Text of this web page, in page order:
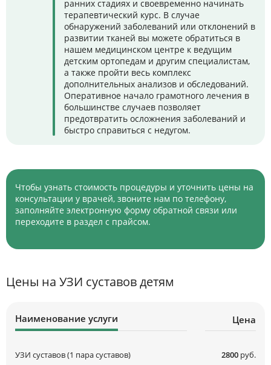
ранних стадиях и своевременно начинать
терапевтический курс. В случае
обнаружений заболеваний или отклонений в
развитии тканей вы можете обратиться в
нашем медицинском центре к ведущим
детским ортопедам и другим специалистам,
а также пройти весь комплекс
дополнительных анализов и обследований.
Оперативное начало грамотного лечения в
большинстве случаев позволяет
предотвратить осложнения заболеваний и
быстро справиться с недугом.
Чтобы узнать стоимость процедуры и уточнить цены на
консультации у врачей, звоните нам по телефону,
заполняйте электронную форму обратной связи или
переходите в раздел с прайсом.
Цены на УЗИ суставов детям
Наименование услуги Цена
УЗИ суставов (1 пара суставов) 2800 руб.